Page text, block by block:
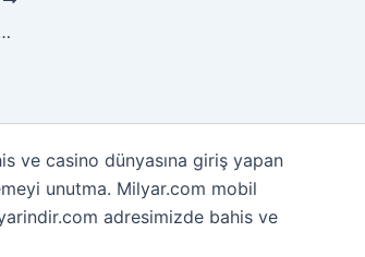
Çeyrek Milyar Euro Yatırım
ve casino dünyasına giriş yapan
unutma. Milyar.com mobil
adresimizde bahis ve